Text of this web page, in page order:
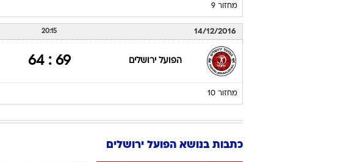
מחזור 9
14/12/2016
20:15
הפועל ירושלים 69 : 64
מחזור 10
כתבות בנושא הפועל ירושלים